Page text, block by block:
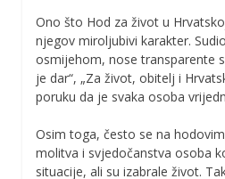
Ono što Hod za život u
njegov miroljubivi karakter.
osmijehom, nose transparente
je dar“, „Za život, obitelj i
poruku da je svaka osoba
Osim toga, često se na
molitva i svjedočanstva osoba
situacije, ali su izabrale život.